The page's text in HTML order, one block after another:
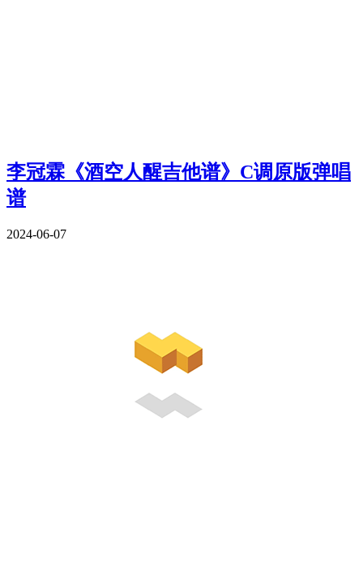
李冠霖《酒空人醒吉他谱》C调原版弹唱
谱
2024-06-07